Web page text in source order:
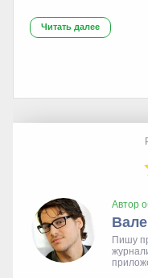
Читать далее
Автор
Пишу